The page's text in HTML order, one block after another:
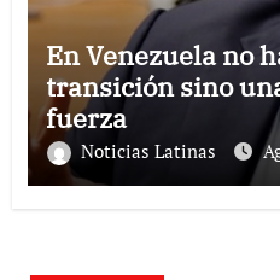
En Venezuela no
transición sino
fuerza
Noticias Latinas